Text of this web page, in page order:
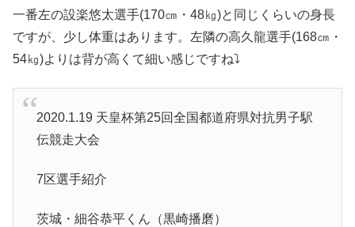
一番左の設楽悠太選手(170㎝・48㎏)と同じくらいの身長
ですが、少し体重はあります。左隣の高久龍選手(168㎝・
54㎏)よりは背が高くて細い感じですね⤵
2020.1.19 天皇杯第25回全国都道府県対抗男子駅
伝競走大会
7区選手紹介
茨城・細谷恭平くん（黒崎播磨）